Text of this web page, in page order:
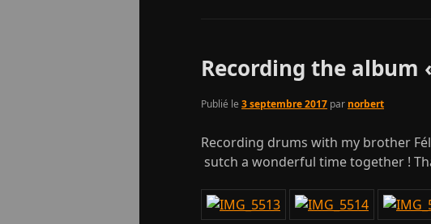
Recording the album
Publié le 3 septembre 2017 par norbert
Recording drums with my brother
sutch a wonderful time together !